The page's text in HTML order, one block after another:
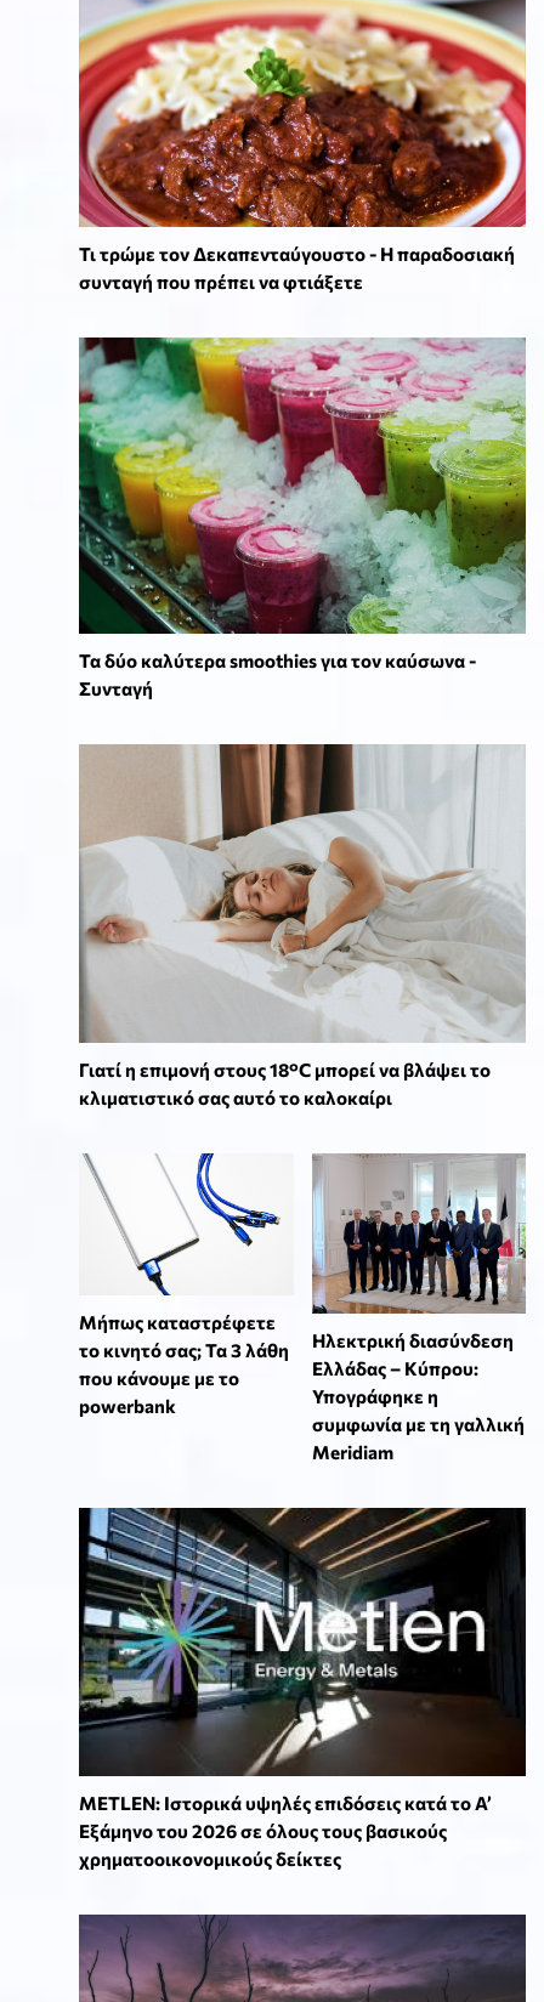
Τι τρώμε τον Δεκαπενταύγουστο - Η παραδοσιακή
συνταγή που πρέπει να φτιάξετε
Τα δύο καλύτερα smoothies για τον καύσωνα -
Συνταγή
Γιατί η επιμονή στους 18°C μπορεί να βλάψει το
κλιματιστικό σας αυτό το καλοκαίρι
Μήπως καταστρέφετε
το κινητό σας; Τα 3 λάθη
που κάνουμε με το
powerbank
Ηλεκτρική διασύνδεση
Ελλάδας – Κύπρου:
Υπογράφηκε η
συμφωνία με τη γαλλική
Meridiam
METLEN: Ιστορικά υψηλές επιδόσεις κατά το Α’
Εξάμηνο του 2026 σε όλους τους βασικούς
χρηματοοικονομικούς δείκτες